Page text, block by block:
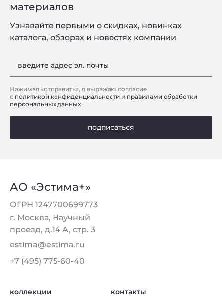
материалов
Узнавайте первыми о скидках, новинках
каталога, обзорах и новостях компании
введите адрес эл. почты
Нажимая «отправить», я выражаю согласие
с политикой конфиденциальности и правилами обработки
персональных данных
подписаться
АО «Эстима+»
ОГРН 1247700699773
г. Москва, Научный
проезд, д.14 А, стр. 3
estima@estima.ru
+7 (495) 775-60-40
коллекции
контакты